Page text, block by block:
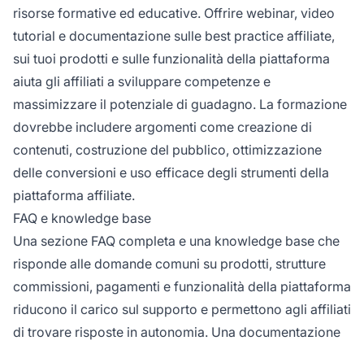
risorse formative ed educative. Offrire webinar, video
tutorial e documentazione sulle best practice affiliate,
sui tuoi prodotti e sulle funzionalità della piattaforma
aiuta gli affiliati a sviluppare competenze e
massimizzare il potenziale di guadagno. La formazione
dovrebbe includere argomenti come creazione di
contenuti, costruzione del pubblico, ottimizzazione
delle conversioni e uso efficace degli strumenti della
piattaforma affiliate.
FAQ e knowledge base
Una sezione FAQ completa e una knowledge base che
risponde alle domande comuni su prodotti, strutture
commissioni, pagamenti e funzionalità della piattaforma
riducono il carico sul supporto e permettono agli affiliati
di trovare risposte in autonomia. Una documentazione